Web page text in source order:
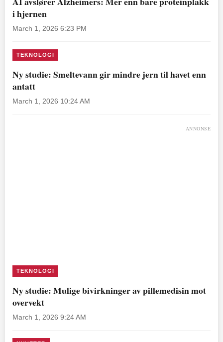
i hjernen
March 1, 2026 6:23 PM
TEKNOLOGI
Ny studie: Smeltevann gir mindre jern til havet enn
antatt
March 1, 2026 10:24 AM
ANNONSE
TEKNOLOGI
Ny studie: Mulige bivirkninger av pillemedisin mot
overvekt
March 1, 2026 9:24 AM